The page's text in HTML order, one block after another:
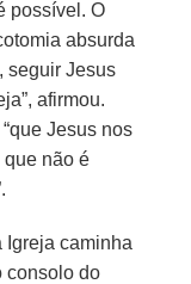
possível. O
absurda
seguir Jesus
afirmou.
Jesus nos
que não é
Igreja caminha
consolo do